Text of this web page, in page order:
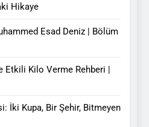
Hikaye
Esad Deniz | Bölüm
Etkili Kilo Verme Rehberi |
İki Kupa, Bir Şehir, Bitmeyen